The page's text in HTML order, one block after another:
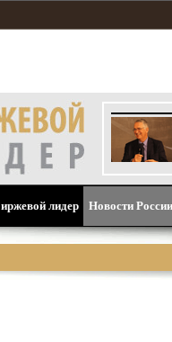
лидер Новости России